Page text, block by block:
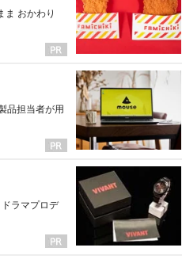
ま おかわり
品担当者が用
ラマプロデ